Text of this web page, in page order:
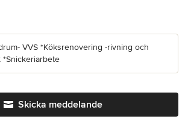
VVS *Köksrenovering -rivning och
Skicka meddelande